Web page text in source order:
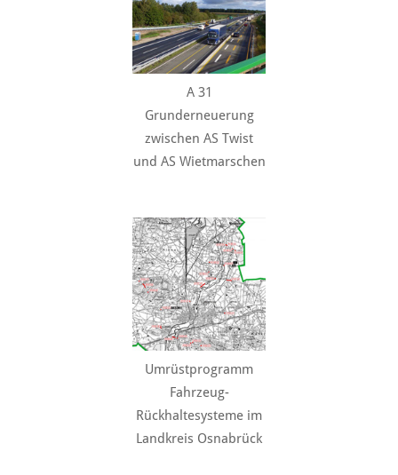
A 31
Grunderneuerung
zwischen AS Twist
und AS Wietmarschen
Umrüstprogramm
Fahrzeug-
Rückhaltesysteme im
Landkreis Osnabrück